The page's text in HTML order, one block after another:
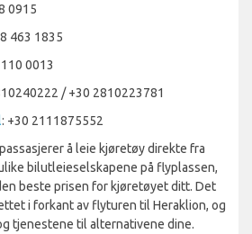
0915
463 1835
0013
/ +30 2810223781
: +30 2111875552
å leie kjøretøy direkte fra
bilutleieselskapene på flyplassen,
beste prisen for kjøretøyet ditt. Det
i forkant av flyturen til Heraklion, og
tjenestene til alternativene dine.